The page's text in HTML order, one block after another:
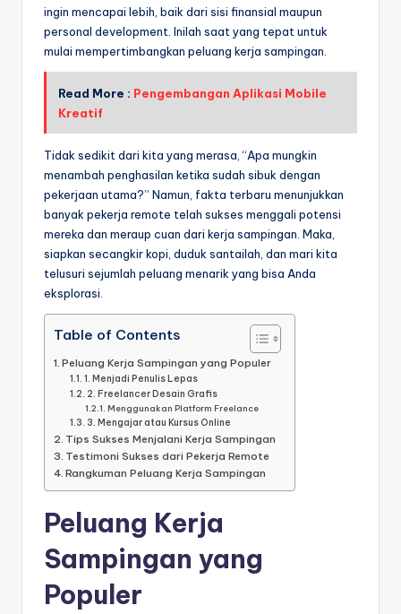
ingin mencapai lebih, baik dari sisi finansial maupun
personal development. Inilah saat yang tepat untuk
mulai mempertimbangkan peluang kerja sampingan.
Read More : Pengembangan Aplikasi Mobile
Kreatif
Tidak sedikit dari kita yang merasa, “Apa mungkin
menambah penghasilan ketika sudah sibuk dengan
pekerjaan utama?” Namun, fakta terbaru menunjukkan
banyak pekerja remote telah sukses menggali potensi
mereka dan meraup cuan dari kerja sampingan. Maka,
siapkan secangkir kopi, duduk santailah, dan mari kita
telusuri sejumlah peluang menarik yang bisa Anda
eksplorasi.
Table of Contents
Peluang Kerja Sampingan yang Populer
1. Menjadi Penulis Lepas
2. Freelancer Desain Grafis
Menggunakan Platform Freelance
3. Mengajar atau Kursus Online
Tips Sukses Menjalani Kerja Sampingan
Testimoni Sukses dari Pekerja Remote
Rangkuman Peluang Kerja Sampingan
Peluang Kerja
Sampingan yang
Populer